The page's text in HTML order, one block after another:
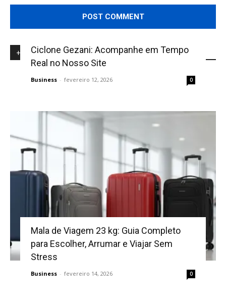
+NOVIDADES
Ciclone Gezani: Acompanhe em Tempo
Real no Nosso Site
Business - fevereiro 12, 2026 0
Mala de Viagem 23 kg: Guia Completo
para Escolher, Arrumar e Viajar Sem
Stress
Business - fevereiro 14, 2026 0